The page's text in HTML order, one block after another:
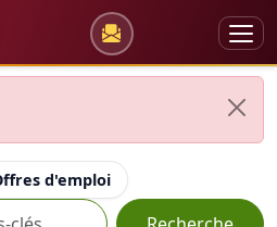
d'emploi